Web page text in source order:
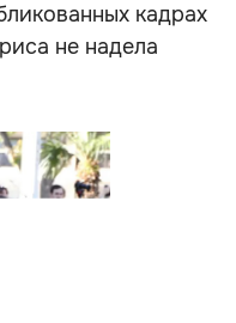
кадрах
не надела